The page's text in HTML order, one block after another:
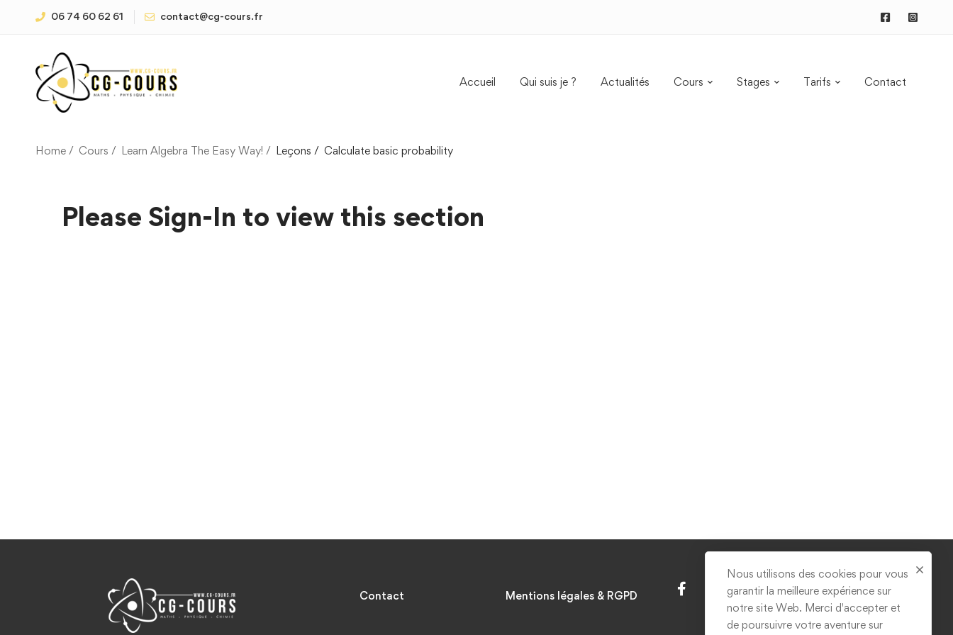
06 74 60 62 61 contact@cg-cours.fr
Accueil Qui suis je ? Actualités Cours Stages Tarifs Contact
Home Cours Learn Algebra The Easy Way! Leçons Calculate basic probability
Please Sign-In to view this section
Contact Mentions légales & RGPD
Nous utilisons des cookies pour vous
garantir la meilleure expérience sur
notre site Web. Merci d'accepter et
de poursuivre votre aventure sur